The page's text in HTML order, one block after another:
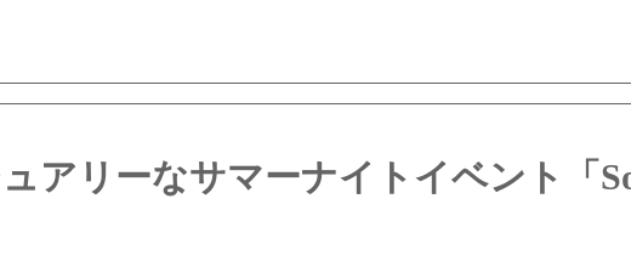
アリーなサマーナイトイベント「